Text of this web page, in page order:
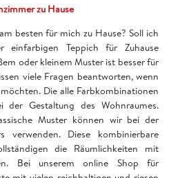
zu Hause
besten für mich zu Hause? Soll ich
einfarbigen Teppich für Zuhause
oder kleinem Muster ist besser für
viele Fragen beantworten, wenn
Die alle Farbkombinationen
Gestaltung des Wohnraumes.
Muster können wir bei der
verwenden. Diese kombinierbare
die Räumlichkeiten mit
Bei unserem online Shop für